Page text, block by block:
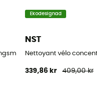
Ekodesignad
NST
Nettoyant vélo
339,86 kr 409,00 kr